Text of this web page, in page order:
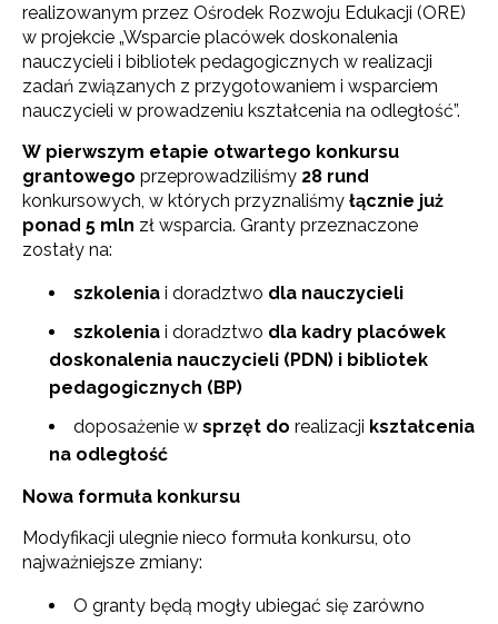
realizowanym przez Ośrodek Rozwoju Edukacji (ORE)
w projekcie „Wsparcie placówek doskonalenia
nauczycieli i bibliotek pedagogicznych w realizacji
zadań związanych z przygotowaniem i wsparciem
nauczycieli w prowadzeniu kształcenia na odległość”.
W pierwszym etapie otwartego konkursu
grantowego przeprowadziliśmy 28 rund
konkursowych, w których przyznaliśmy łącznie już
ponad 5 mln zł wsparcia. Granty przeznaczone
zostały na:
szkolenia i doradztwo dla nauczycieli
szkolenia i doradztwo dla kadry placówek
doskonalenia nauczycieli (PDN) i bibliotek
pedagogicznych (BP)
doposażenie w sprzęt do realizacji kształcenia
na odległość
Nowa formuła konkursu
Modyfikacji ulegnie nieco formuła konkursu, oto
najważniejsze zmiany:
O granty będą mogły ubiegać się zarówno